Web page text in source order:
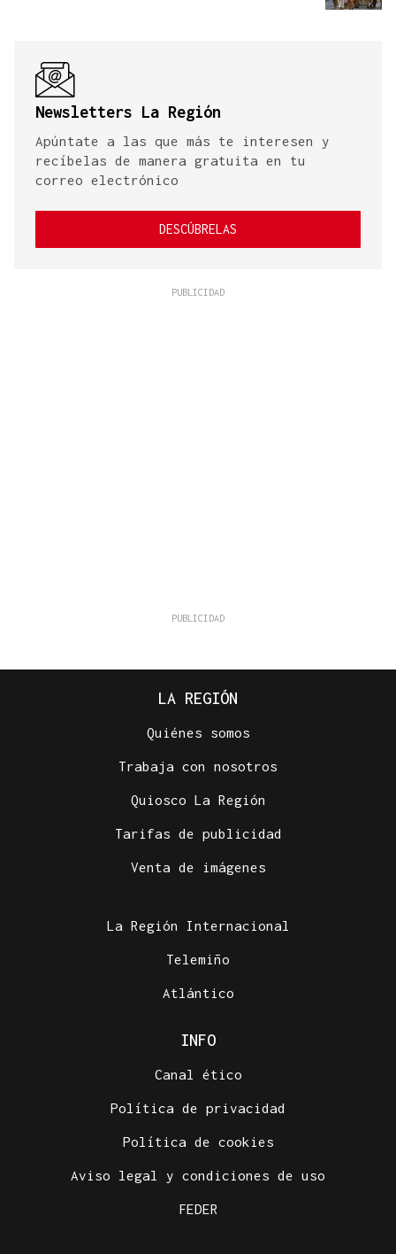
Newsletters La Región
Apúntate a las que más te interesen y
recíbelas de manera gratuita en tu
correo electrónico
DESCÚBRELAS
LA REGIÓN
Quiénes somos
Trabaja con nosotros
Quiosco La Región
Tarifas de publicidad
Venta de imágenes
La Región Internacional
Telemiño
Atlántico
INFO
Canal ético
Política de privacidad
Política de cookies
Aviso legal y condiciones de uso
FEDER